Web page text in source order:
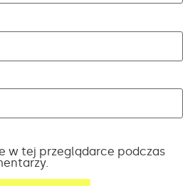
w tej przeglądarce podczas